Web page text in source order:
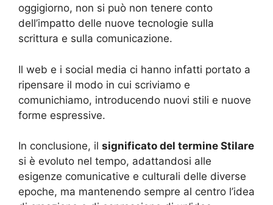
oggigiorno, non si può non tenere conto
dell’impatto delle nuove tecnologie sulla
scrittura e sulla comunicazione.
Il web e i social media ci hanno infatti portato a
ripensare il modo in cui scriviamo e
comunichiamo, introducendo nuovi stili e nuove
forme espressive.
In conclusione, il significato del termine Stilare
si è evoluto nel tempo, adattandosi alle
esigenze comunicative e culturali delle diverse
epoche, ma mantenendo sempre al centro l’idea